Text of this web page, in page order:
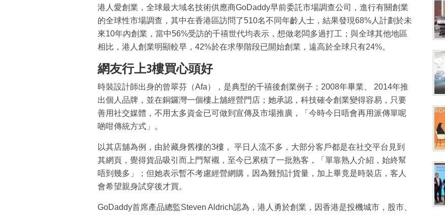
港人愛創業，全球最大域名技術供應商GoDaddy早前委託市場調查公司，進行有關創業
的全球性市場調查，其中在香港區訪問了510名不同年齡人士，結果發現68%人計劃於未
來10年內創業，當中56%受訪的千禧世代均表示，想做老闆多過打工；與全球其他地區
相比，港人創業明顯較早，42%於在求學階段已開始創業，遠高於全球只有24%。
網友行上3樓買心頭好
時裝設計師出身的曾翠芬（Afa），是典型的千禧後創業例子；2008年畢業、 2014年推
出個人品牌，並在銅鑼灣一個樓上舖經營門店；她承認，科技確令創業變得容易，只要
善用社交媒體，不用太多資金已可做到宣傳及市場推廣，「今時今日唔會再用派傳單呢
啲咁傳統方式」。
以其店舖為例，由於藏身舊樓的3樓， 平日人流不多，大部分客戶都是在社交平台見到
其網頁，覺得貨品吸引而上門幫襯，至今已累積了一批熟客，「單靠熟人介紹，始終幫
唔到幾多」；但她表示暫不考慮經營網購，因為難預計貨量，加上畢竟是時裝店，客人
會希望親身試穿後才買。
GoDaddy首席產品總監Steven Aldrich認為，港人勇於創業，因香港是投機城市，股市、